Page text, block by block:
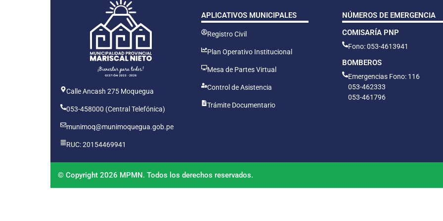
Calle Ancash 275 Moquegua
053-458000 (Central Telefónica)
munimoq@munimoquegua.gob.pe
RUC: 20154469941
APLICATIVOS MUNICIPALES
Registro Civil
Plan Operativo Institucional
Mesa de Partes Virtual
Control de Asistencia
Trámite Documentario
NÚMEROS DE EMERGENCIA
COMISARÍA PNP
Fono: 053-4613941
BOMBEROS
Emergencias Fono: 116
053-462333
053-461796
© Copyright 2026 MPMN. Todos los derechos reservados.